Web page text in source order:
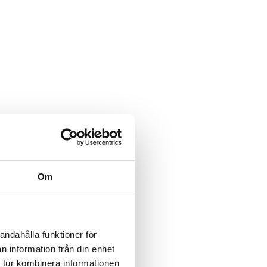
Om
funktioner för
information från din enhet
kombinera informationen